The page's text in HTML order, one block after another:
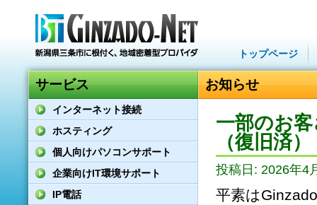
トップページ
サービス
インターネット接続
ホスティング
個人向けパソコンサポート
企業向けIT環境サポート
IP電話
お知らせ
一部のお
（復旧済）
投稿日: 2026年4
平素は